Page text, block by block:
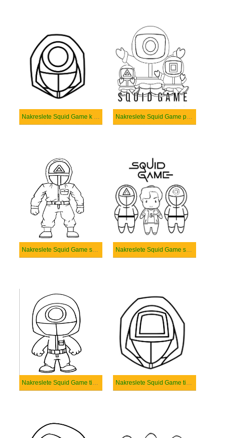
Nakreslete Squid Game k vytisknutí Nakreslete Squid Game pro dítě
Nakreslete Squid Game snadné Nakreslete Squid Game snadný u dětí
Nakreslete Squid Game tisknutelné pro děti Nakreslete Squid Game tisknutelné